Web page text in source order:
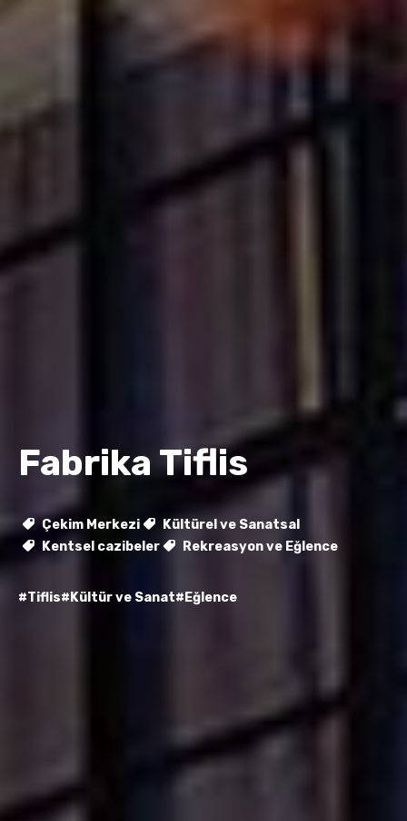
Fabrika Tiflis
Çekim Merkezi
Kültürel ve Sanatsal
Kentsel cazibeler
Rekreasyon ve Eğlence
#Tiflis#Kültür ve Sanat#Eğlence